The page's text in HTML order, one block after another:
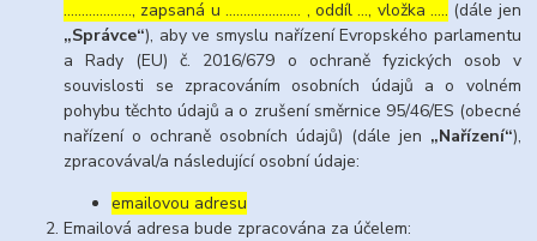
………………., zapsaná u ………………… , oddíl …, vložka ….. (dále jen
„Správce“), aby ve smyslu nařízení Evropského parlamentu
a Rady (EU) č. 2016/679 o ochraně fyzických osob v
souvislosti se zpracováním osobních údajů a o volném
pohybu těchto údajů a o zrušení směrnice 95/46/ES (obecné
nařízení o ochraně osobních údajů) (dále jen „Nařízení“),
zpracovával/a následující osobní údaje:
emailovou adresu
Emailová adresa bude zpracována za účelem: